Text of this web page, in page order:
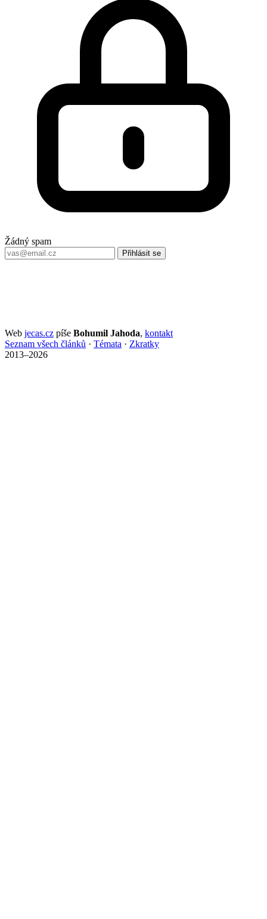
Žádný spam
Přihlásit se
Web jecas.cz píše Bohumil Jahoda, kontakt
Seznam všech článků · Témata · Zkratky
2013–2026